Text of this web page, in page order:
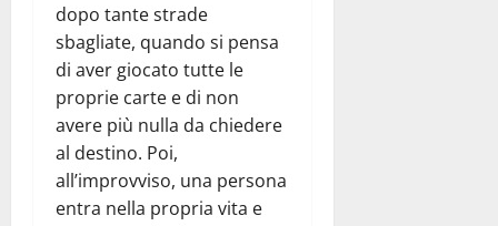
dopo tante strade
sbagliate, quando si pensa
di aver giocato tutte le
proprie carte e di non
avere più nulla da chiedere
al destino. Poi,
all’improvviso, una persona
entra nella propria vita e